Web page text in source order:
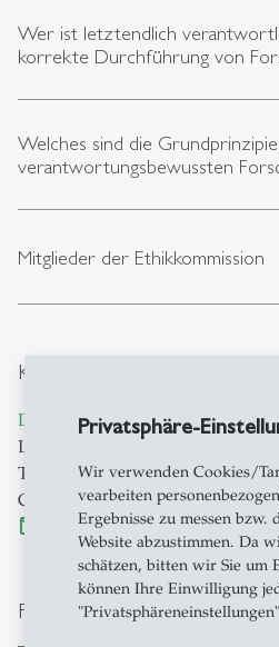
Privatsphäre-
Wir verwenden Cookies/
vearbeiten
Ergebnisse zu messen bzw.
Website abzustimmen. Da
schätzen, bitten wir Sie um
können Ihre Einwilligung
Wer ist letztendlich
korrekte Durchführung von
Welches sind die
verantwortungsbewussten
Mitglieder der Ethikkommission
Kontakt
Dr. Karim Bschir
Leiter Forschungsethik und
Tellstrasse 2
CH-9000 St. Gallen
@unisg.ch
Formulare und Downloads